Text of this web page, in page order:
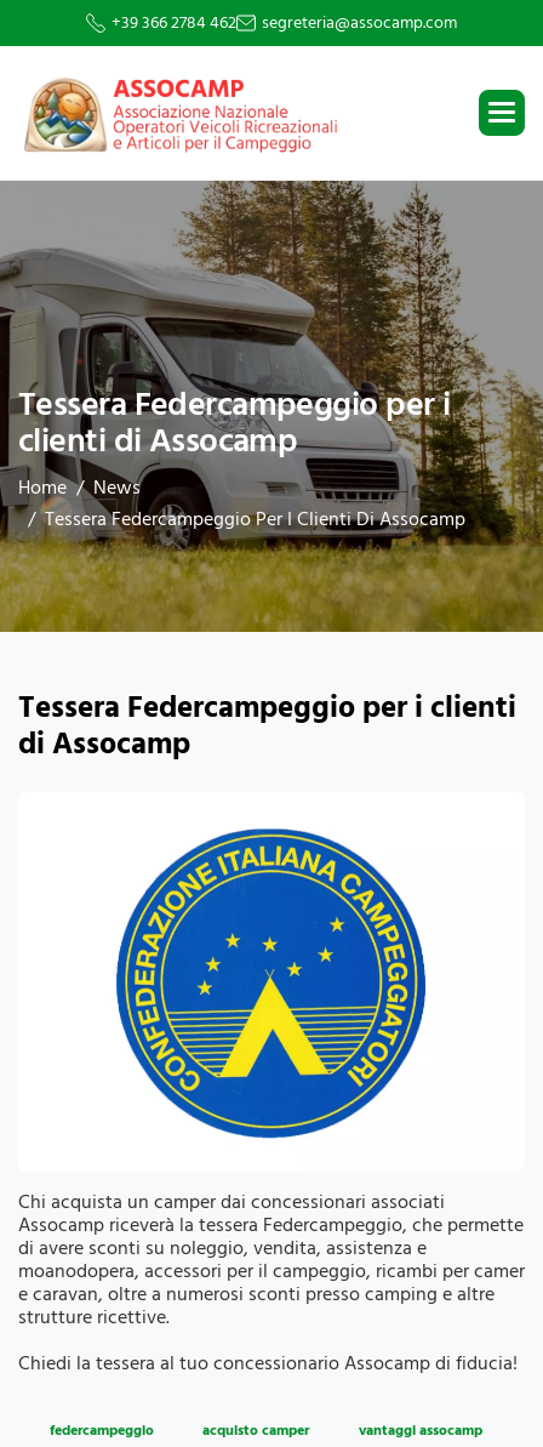
+39 366 2784 462 segreteria@assocamp.com
Tessera Federcampeggio per i
clienti di Assocamp
Home
News
Tessera Federcampeggio Per I Clienti Di Assocamp
Tessera Federcampeggio per i clienti
di Assocamp
Chi acquista un camper dai concessionari associati
Assocamp riceverà la tessera Federcampeggio, che permette
di avere sconti su noleggio, vendita, assistenza e
moanodopera, accessori per il campeggio, ricambi per camer
e caravan, oltre a numerosi sconti presso camping e altre
strutture ricettive.
Chiedi la tessera al tuo concessionario Assocamp di fiducia!
federcampeggio acquisto camper vantaggi assocamp